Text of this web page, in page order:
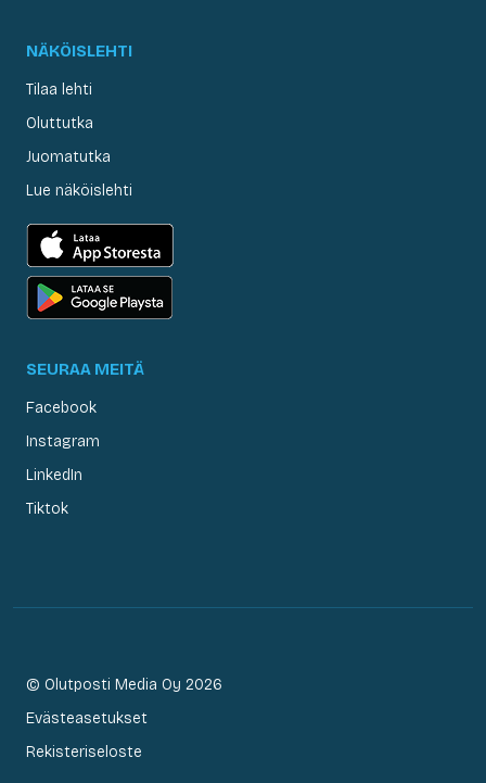
NÄKÖISLEHTI
Tilaa lehti
Oluttutka
Juomatutka
Lue näköislehti
SEURAA MEITÄ
Facebook
Instagram
LinkedIn
Tiktok
© Olutposti Media Oy 2026
Evästeasetukset
Rekisteriseloste